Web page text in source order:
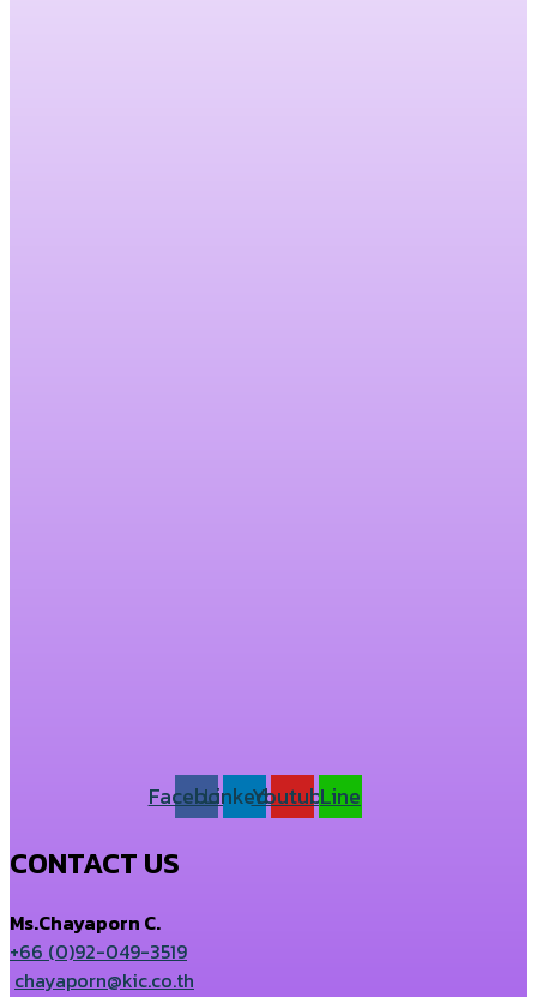
FacebookLinkedinYoutubeLine
CONTACT US
Ms.Chayaporn C.
+66 (0)92-049-3519
chayaporn@kic.co.th